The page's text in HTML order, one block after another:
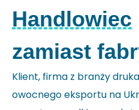
Handlowiec
zamiast
Klient, firma z branży
owocnego eksportu na